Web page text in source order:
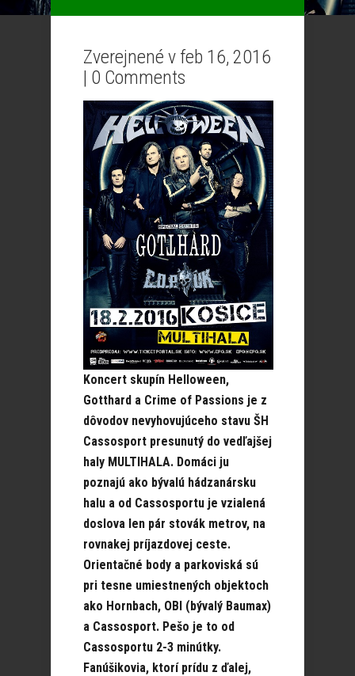
Zverejnené v feb 16, 2016
| 0 Comments
Koncert skupín Helloween,
Gotthard a Crime of Passions je z
dôvodov nevyhovujúceho stavu ŠH
Cassosport presunutý do vedľajšej
haly MULTIHALA. Domáci ju
poznajú ako bývalú hádzanársku
halu a od Cassosportu je vzialená
doslova len pár stovák metrov, na
rovnakej príjazdovej ceste.
Orientačné body a parkoviská sú
pri tesne umiestnených objektoch
ako Hornbach, OBI (bývalý Baumax)
a Cassosport. Pešo je to od
Cassosportu 2-3 minútky.
Fanúšikovia, ktorí prídu z ďalej,